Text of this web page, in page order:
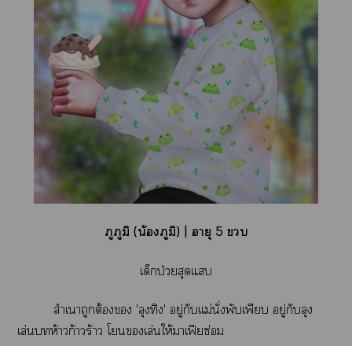
ภูภูมิ (น้องภูมิ) | อายุ 5 
เด็กป่วยสุดแ
สำเนาถูกต้อง 'ลุงทิง' อยู่กับแม่นั่งพับเพียบ อยู่กับลุง
เล่นห้าวก้าวร้าว โเล่นให้าเฟียซ่อม